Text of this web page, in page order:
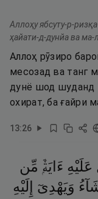
Аллоҳу ябсуту-р-
ҳайати-д-дунйа ва ма-
Аллоҳ рӯзиро
месозад ва танг
дунё шод шуданд
охират, ба ғайри
13:26
عَلَيْهِ ءَايَةٌۭ مِّن
وَيَهْدِىٓ
إِلَيْهِ